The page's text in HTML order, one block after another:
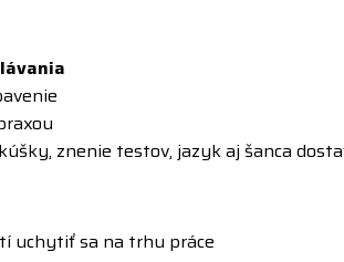
znenie testov, jazyk aj šanca
uchytiť sa na trhu práce